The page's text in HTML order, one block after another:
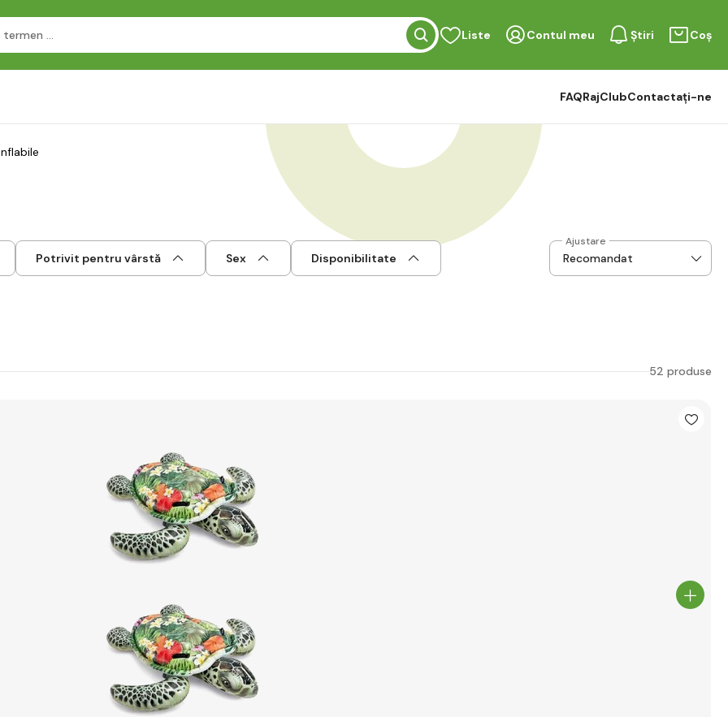
Liste Contul meu Știri Coș
FAQRajClubContactați-ne
Potrivit pentru vârstă Sex Disponibilitate
Ajustare
52 produse